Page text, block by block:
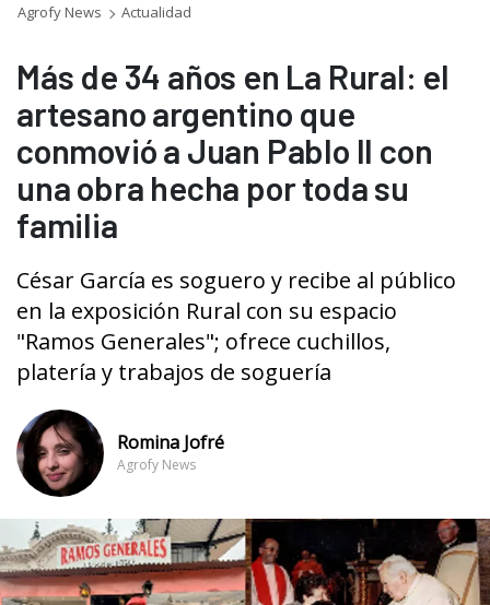
Agrofy News Actualidad
Más de 34 años en La Rural: el
artesano argentino que
conmovió a Juan Pablo II con
una obra hecha por toda su
familia
César García es soguero y recibe al público
en la exposición Rural con su espacio
"Ramos Generales"; ofrece cuchillos,
platería y trabajos de soguería
Romina Jofré
Agrofy News